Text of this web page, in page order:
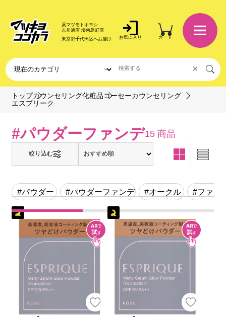
薬マツモトキヨシ
吉川旭店 堺南島町店
東京都千代田区へお届け お気に入り カート
×
トップカウンセリング化粧品 コーセーカウンセリング
エスプリーク
#パウダーファンデ15 商品
絞り込む
#パウダー #パウダーファンデ #オークル #ファン